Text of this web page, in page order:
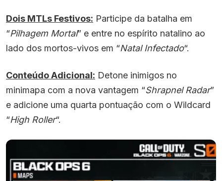
Dois MTLs Festivos: Participe da batalha em
“Pilhagem Mortal” e entre no espírito natalino ao
lado dos mortos-vivos em “Natal Infectado“.
Conteúdo Adicional: Detone inimigos no
minimapa com a nova vantagem “Shrapnel Radar”
e adicione uma quarta pontuação com o Wildcard
“High Roller“.